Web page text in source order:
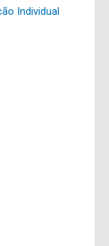
Individual